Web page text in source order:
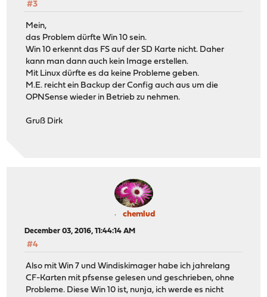
#3
Mein,
das Problem dürfte Win 10 sein.
Win 10 erkennt das FS auf der SD Karte nicht. Daher
kann man dann auch kein Image erstellen.
Mit Linux dürfte es da keine Probleme geben.
M.E. reicht ein Backup der Config auch aus um die
OPNSense wieder in Betrieb zu nehmen.
Gruß Dirk
chemlud
December 03, 2016, 11:44:14 AM
#4
Also mit Win 7 und Windiskimager habe ich jahrelang
CF-Karten mit pfsense gelesen und geschrieben, ohne
Probleme. Diese Win 10 ist, nunja, ich werde es nicht